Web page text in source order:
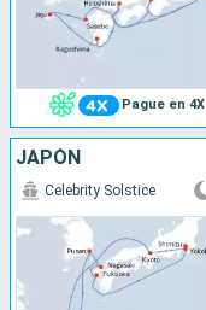
Pague en 4X
JAPÓN
Celebrity Solstice